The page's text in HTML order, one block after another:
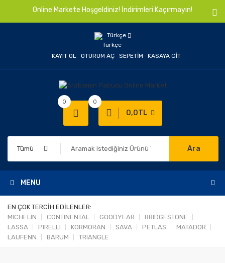
Online Markete Hoşgeldiniz! İndirimleri Kaçırmayın!
Türkçe
KAYIT OL OTURUM AÇ SEPETIM KASAYA GIT
0
0,0TL
0
Tümü Ara
MENU
EN ÇOK TERCİH EDİLENLER:
MICHELIN
CONTINENTAL GOODYEAR
BRIDGESTONE
LASSA
PIRELLI KORMORAN SAVA PETLAS
MATADOR
LAUFENN
BARUM TRIANGLE